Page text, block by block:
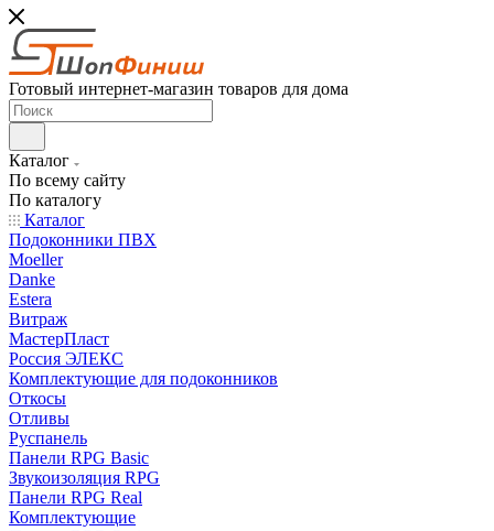
Готовый интернет-магазин товаров для дома
Каталог
По всему сайту
По каталогу
Каталог
Подоконники ПВХ
Moeller
Danke
Estera
Витраж
МастерПласт
Россия ЭЛЕКС
Комплектующие для подоконников
Откосы
Отливы
Руспанель
Панели RPG Basic
Звукоизоляция RPG
Панели RPG Real
Комплектующие